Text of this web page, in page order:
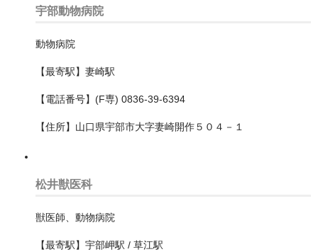
愛媛県
一宮市
名古屋市
中区
宇部動物病院
動物病院
【最寄駅】妻崎駅
【電話番号】(F専) 0836-39-6394
【住所】山口県宇部市大字妻崎開作５０４－１
松井獣医科
獣医師、動物病院
【最寄駅】宇部岬駅 / 草江駅